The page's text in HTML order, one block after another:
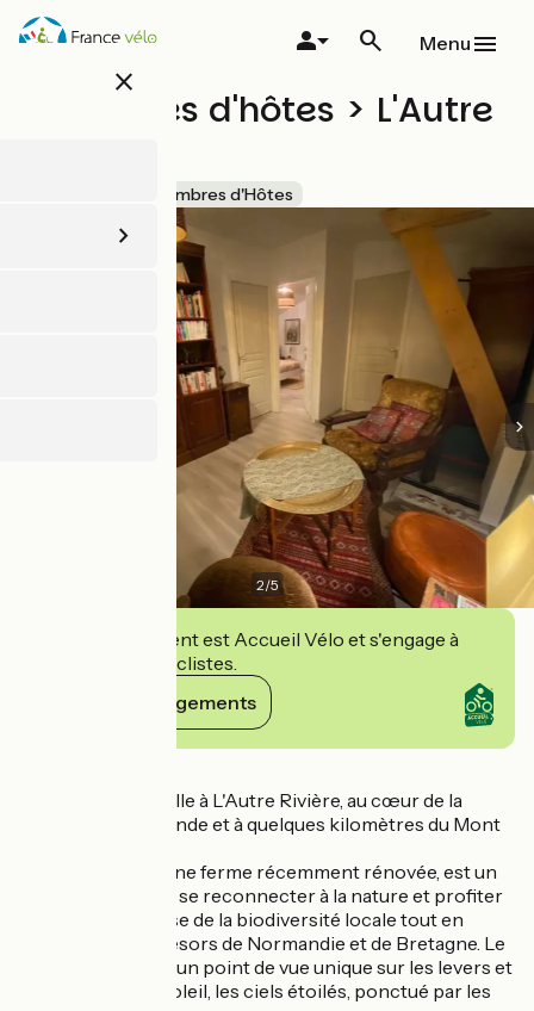
Aller
au
close
Menu
Chambres d'hôtes > L'Autre
Chambres d'Hôtes
2/5
Cet établissement est Accueil Vélo et s'engage à
accueillir des cyclistes.
Voir ses engagements
Sylvia vous accueille à L'Autre Rivière, au cœur de la
campagne Normande et à quelques kilomètres du Mont
Sa maison, ancienne ferme récemment rénovée, est un
endroit idéal pour se reconnecter à la nature et profiter
de toute la richesse de la biodiversité locale tout en
découvrant les trésors de Normandie et de Bretagne. Le
jardin vous offrira un point de vue unique sur les levers et
les couchers de soleil, les ciels étoilés, ponctué par les